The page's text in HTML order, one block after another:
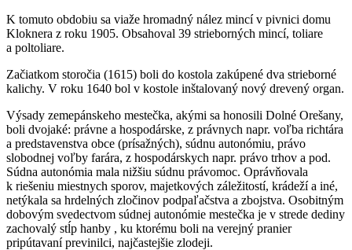
K tomuto obdobiu sa viaže hromadný nález mincí v pivnici domu
Kloknera z roku 1905. Obsahoval 39 strieborných mincí, toliare
a poltoliare.
Začiatkom storočia (1615) boli do kostola zakúpené dva strieborné
kalichy. V roku 1640 bol v kostole inštalovaný nový drevený organ.
Výsady zemepánskeho mestečka, akými sa honosili Dolné Orešany,
boli dvojaké: právne a hospodárske, z právnych napr. voľba richtára
a predstavenstva obce (prísažných), súdnu autonómiu, právo
slobodnej voľby farára, z hospodárskych napr. právo trhov a pod.
Súdna autonómia mala nižšiu súdnu právomoc. Oprávňovala
k riešeniu miestnych sporov, majetkových záležitostí, krádeží a iné,
netýkala sa hrdelných zločinov podpaľačstva a zbojstva. Osobitným
dobovým svedectvom súdnej autonómie mestečka je v strede dediny
zachovalý stĺp hanby , ku ktorému boli na verejný pranier
pripútavaní previnilci, najčastejšie zlodeji.